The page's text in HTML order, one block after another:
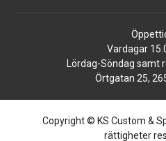
Vardagar
Lördag-Söndag samt
Örtgatan 25,
Copyright © KS Custom &
rättigheter